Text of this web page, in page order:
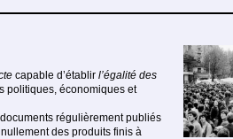
capable d’établir l’égalité des
politiques, économiques et
régulièrement publiés
des produits finis à